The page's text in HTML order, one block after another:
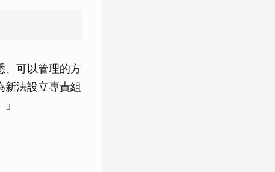
、可以管理的方
新法設立專責組